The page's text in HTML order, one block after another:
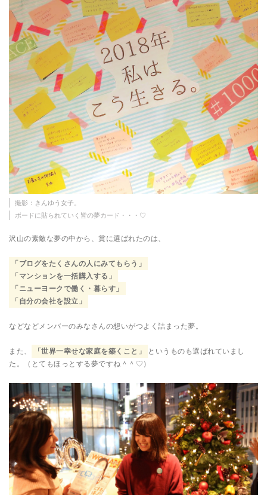
撮影：きんゆう女子。
ボードに貼られていく皆の夢カード・・・♡
沢山の素敵な夢の中から、賞に選ばれたのは、
「ブログをたくさんの人にみてもらう」
「マンションを一括購入する」
「ニューヨークで働く・暮らす」
「自分の会社を設立」
などなどメンバーのみなさんの想いがつよく詰まった夢。
また、 「世界一幸せな家庭を築くこと」
というものも選ばれていまし
た。（とてもほっとする夢ですね＾＾♡）